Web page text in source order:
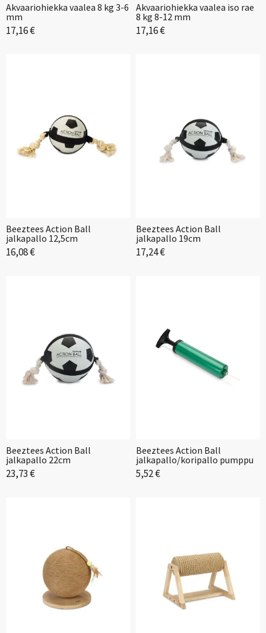
Akvaariohiekka vaalea 8 kg 3-6
mm
17,16 €
Akvaariohiekka vaalea iso rae
8 kg 8-12 mm
17,16 €
Beeztees Action Ball
jalkapallo 12,5cm
16,08 €
Beeztees Action Ball
jalkapallo 19cm
17,24 €
Beeztees Action Ball
jalkapallo 22cm
23,73 €
Beeztees Action Ball
jalkapallo/koripallo pumppu
5,52 €